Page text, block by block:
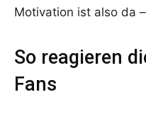
Motivation ist also da
So reagieren
Fans